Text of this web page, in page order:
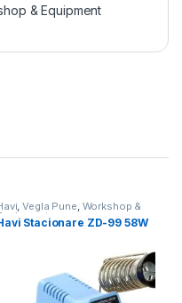
& Equipment
,Vegla Pune, Workshop &
Stacionare ZD-99 58W